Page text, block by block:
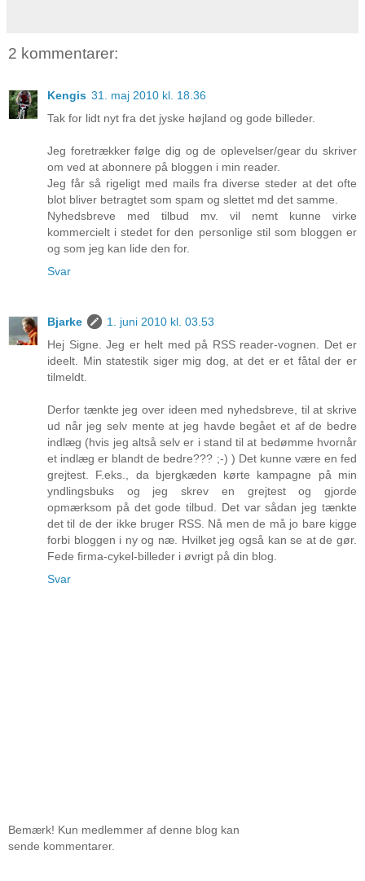
2 kommentarer:
Kengis 31. maj 2010 kl. 18.36
Tak for lidt nyt fra det jyske højland og gode billeder.
Jeg foretrækker følge dig og de oplevelser/gear du skriver
om ved at abonnere på bloggen i min reader.
Jeg får så rigeligt med mails fra diverse steder at det ofte
blot bliver betragtet som spam og slettet md det samme.
Nyhedsbreve med tilbud mv. vil nemt kunne virke
kommercielt i stedet for den personlige stil som bloggen er
og som jeg kan lide den for.
Svar
Bjarke
1. juni 2010 kl. 03.53
Hej Signe. Jeg er helt med på RSS reader-vognen. Det er
ideelt. Min statestik siger mig dog, at det er et fåtal der er
tilmeldt.
Derfor tænkte jeg over ideen med nyhedsbreve, til at skrive
ud når jeg selv mente at jeg havde begået et af de bedre
indlæg (hvis jeg altså selv er i stand til at bedømme hvornår
et indlæg er blandt de bedre??? ;-) ) Det kunne være en fed
grejtest. F.eks., da bjergkæden kørte kampagne på min
yndlingsbuks og jeg skrev en grejtest og gjorde
opmærksom på det gode tilbud. Det var sådan jeg tænkte
det til de der ikke bruger RSS. Nå men de må jo bare kigge
forbi bloggen i ny og næ. Hvilket jeg også kan se at de gør.
Fede firma-cykel-billeder i øvrigt på din blog.
Svar
Bemærk! Kun medlemmer af denne blog kan
sende kommentarer.